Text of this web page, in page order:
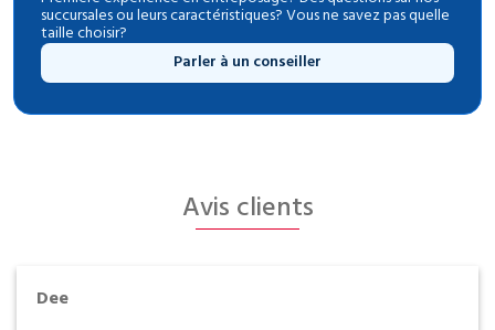
succursales ou leurs caractéristiques? Vous ne savez pas quelle
taille choisir?
Parler à un conseiller
Avis clients
Dee